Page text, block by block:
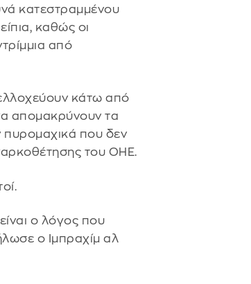
κατεστραμμένου
καθώς οι
από
κάτω από
απομακρύνουν τα
πυρομαχικά που δεν
του ΟΗΕ.
ο λόγος που
ο Ιμπραχίμ αλ